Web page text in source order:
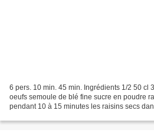
6 pers. 10 min. 45 min. Ingrédients 1/2 50 cl
oeufs semoule de blé fine sucre en poudre
pendant 10 à 15 minutes les raisins secs